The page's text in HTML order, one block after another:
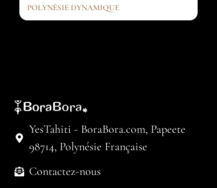
POLYNÉSIE DYNAMIQUE
YesTahiti - BoraBora.com, Papeete
98714, Polynésie Française
Contactez-nous